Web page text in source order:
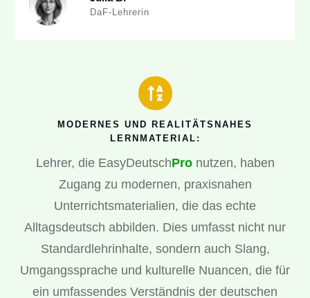
DaF-Lehrerin
MODERNES UND REALITÄTSNAHES
LERNMATERIAL:
Lehrer, die EasyDeutschPronutzen, haben
Zugang zu modernen, praxisnahen
Unterrichtsmaterialien, die das echte
Alltagsdeutsch abbilden. Dies umfasst nicht nur
Standardlehrinhalte, sondern auch Slang,
Umgangssprache und kulturelle Nuancen, die für
ein umfassendes Verständnis der deutschen